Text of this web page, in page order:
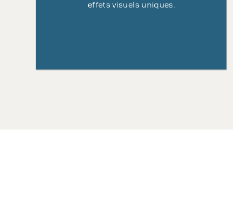
effets visuels uniques.